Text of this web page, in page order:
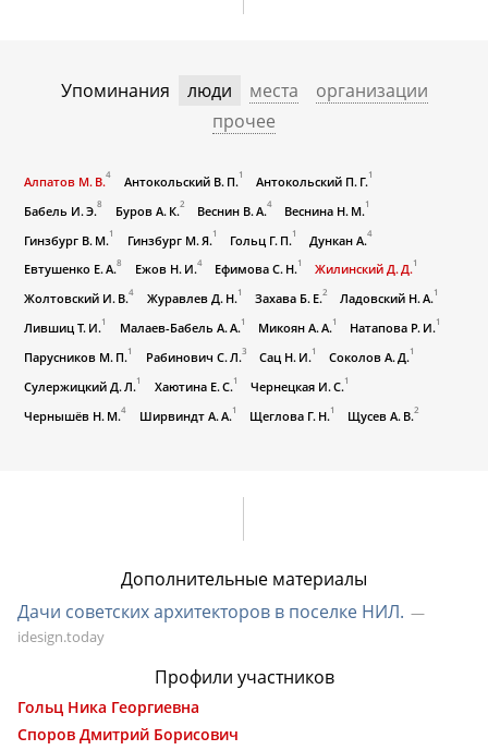
Упоминания люди места
организации
прочее
Алпатов М. В.4 Антокольский В. П. 1 Антокольский П. Г. 1
Бабель И. Э.8 Буров А. К.2 Веснин В. А.4 Веснина Н. М. 1
Гинзбург В. М. 1 Гинзбург М. Я. 1 Гольц Г. П. 1 Дункан А.4
Евтушенко Е. А.8 Ежов Н. И.4 Ефимова С. Н.1 Жилинский Д. Д.1
Жолтовский И. В.4 Журавлев Д. Н.1 Захава Б. Е.2 Ладовский Н. А.1
Лившиц Т. И.1 Малаев-Бабель А. А.1 Микоян А. А.1 Натапова Р. И.1
Парусников М. П. 1 Рабинович С. Л.3 Сац Н. И. 1 Соколов А. Д. 1
Сулержицкий Д. Л. 1 Хаютина Е. С. 1 Чернецкая И. С. 1
Чернышёв Н. М.4 Ширвиндт А. А. 1 Щеглова Г. Н. 1 Щусев А. В. 2
Дополнительные материалы
Дачи советских архитекторов в поселке НИЛ.
idesign.today
Профили участников
Гольц Ника Георгиевна
Споров Дмитрий Борисович